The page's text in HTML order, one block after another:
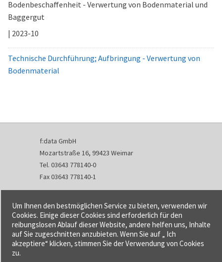
Bodenbeschaffenheit - Verwertung von Bodenmaterial und
Baggergut
| 2023-10
Technische Durchführung; Aufbringung - Verwertung von
Bodenmaterial
f:data GmbH
Mozartstraße 16, 99423 Weimar
Tel. 03643 778140-0
Fax 03643 778140-1
info@fdata.de
Kontakt
Impressum
Datenschutzerklärung
Urheberrecht und Haftung
Um Ihnen den bestmöglichen Service zu bieten, verwenden wir
Cookies. Einige dieser Cookies sind erforderlich für den
reibungslosen Ablauf dieser Website, andere helfen uns, Inhalte
auf Sie zugeschnitten anzubieten. Wenn Sie auf „ Ich
akzeptiere“ klicken, stimmen Sie der Verwendung von Cookies
zu.